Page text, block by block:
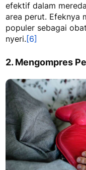
efektif dalam
area perut. Efeknya
populer sebagai
nyeri.[6]
2. Mengompres